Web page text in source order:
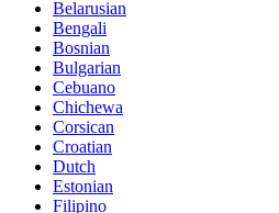
Belarusian
Bengali
Bosnian
Bulgarian
Cebuano
Chichewa
Corsican
Croatian
Dutch
Estonian
Filipino